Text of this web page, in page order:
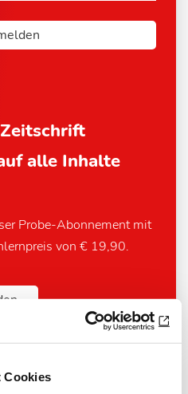
Cookies
alle Inhalte
Probe-Abonnement mit
von € 19,90.